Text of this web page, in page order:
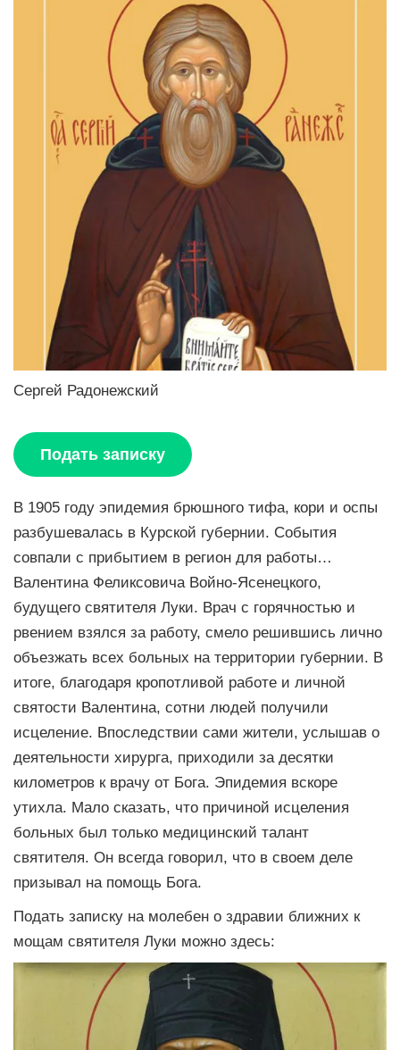
Сергей Радонежский
Подать записку
В 1905 году эпидемия брюшного тифа, кори и оспы
разбушевалась в Курской губернии. События
совпали с прибытием в регион для работы…
Валентина Феликсовича Войно-Ясенецкого,
будущего святителя Луки. Врач с горячностью и
рвением взялся за работу, смело решившись лично
объезжать всех больных на территории губернии. В
итоге, благодаря кропотливой работе и личной
святости Валентина, сотни людей получили
исцеление. Впоследствии сами жители, услышав о
деятельности хирурга, приходили за десятки
километров к врачу от Бога. Эпидемия вскоре
утихла. Мало сказать, что причиной исцеления
больных был только медицинский талант
святителя. Он всегда говорил, что в своем деле
призывал на помощь Бога.
Подать записку на молебен о здравии ближних к
мощам святителя Луки можно здесь: